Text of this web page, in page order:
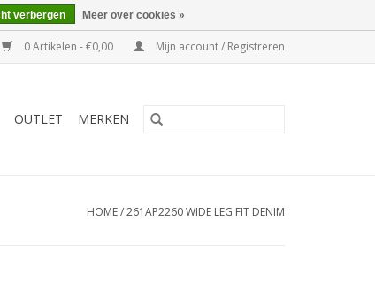
0 Artikelen - €0,00 Mijn account / Registreren
OUTLET MERKEN
HOME/261AP2260 WIDE LEG FIT DENIM
verbergen Meer over cookies »